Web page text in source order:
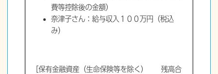
費等控除後の金額）
奈津子さん：給与収入１００万円（税込
み）
［保有金融資産（生命保険等を除く） 残高合